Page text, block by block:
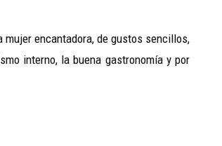
mujer encantadora, de gustos sencillos,
interno, la buena gastronomía y por